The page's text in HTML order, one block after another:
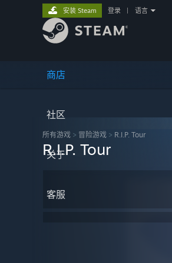
商店
社区
关于
客服
安装 Steam 登录 语言
所有游戏 > 冒险‎游戏 > R.I.P. Tour
R.I.P. Tour